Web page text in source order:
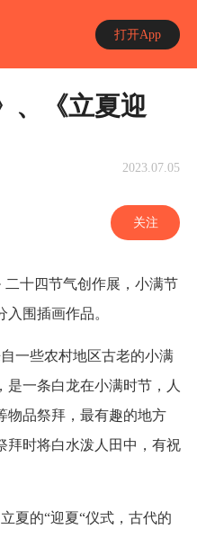
打开App
、《立夏迎
2023.07.05
关注
二十四节气创作展，小满节
围插画作品。
一些农村地区古老的小满
是一条白龙在小满时节，人
物品祭拜，最有趣的地方
拜时将白水泼人田中，有祝
夏的“迎夏“仪式，古代的